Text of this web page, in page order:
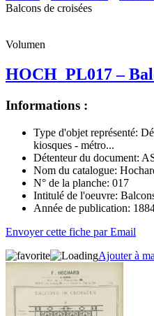
Balcons de croisées
Volumen
HOCH_PL017 –
Informations :
Type d'objet représenté:
kiosques - métro...
Détenteur du document:
Nom du catalogue:
N° de la planche: 017
Intitulé de l'oeuvre:
Année de publication:
Envoyer cette fiche par Email
Ajouter à